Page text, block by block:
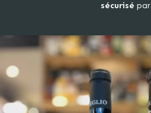
sécurisé